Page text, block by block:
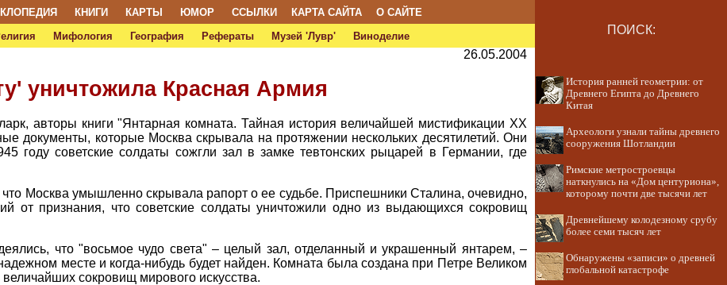
КНИГИ КАРТЫ ЮМОР ССЫЛКИ КАРТА САЙТА
О САЙТЕ
Мифология География Рефераты Музей 'Лувр' Виноделие ПОИСК:
26.05.2004
уничтожила Красная Армия
авторы книги "Янтарная комната. Тайная история величайшей мистификации XX
документы, которые Москва скрывала на протяжении нескольких десятилетий. Они
году советские солдаты сожгли зал в замке тевтонских рыцарей в Германии, где
что Москва умышленно скрывала рапорт о ее судьбе. Приспешники Сталина, очевидно,
от признания, что советские солдаты уничтожили одно из выдающихся сокровищ
что "восьмое чудо света" – целый зал, отделанный и украшенный янтарем, –
месте и когда-нибудь будет найден. Комната была создана при Петре Великом
сокровищ мирового искусства.
История ранней геометрии: от
Древнего Египта до Древнего
Китая
Археологи узнали тайны древнего
сооружения Шотландии
Римские метростроевцы
наткнулись на «Дом центуриона»,
которому почти две тысячи лет
Древнейшему колодезному срубу
более семи тысяч лет
Обнаружены «записи» о древней
глобальной катастрофе